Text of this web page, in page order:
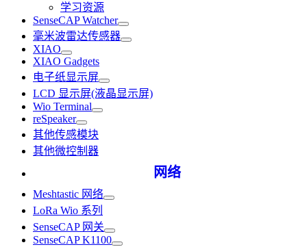
学习资源
SenseCAP Watcher
毫米波雷达传感器
XIAO
XIAO Gadgets
电子纸显示屏
LCD 显示屏(液晶显示屏)
Wio Terminal
reSpeaker
其他传感模块
其他微控制器
网络
Meshtastic 网络
LoRa Wio 系列
SenseCAP 网关
SenseCAP K1100